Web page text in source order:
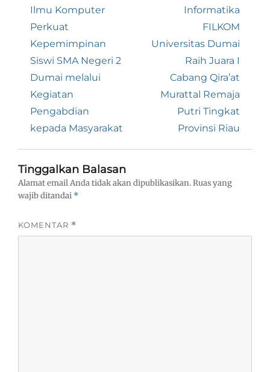
post:
Ilmu Komputer
Perkuat
Kepemimpinan
Siswi SMA Negeri 2
Dumai melalui
Kegiatan
Pengabdian
kepada Masyarakat
Informatika
FILKOM
Universitas Dumai
Raih Juara I
Cabang Qira’at
Murattal Remaja
Putri Tingkat
Provinsi Riau
Tinggalkan Balasan
Alamat email Anda tidak akan dipublikasikan.Ruas yang
wajib ditandai *
KOMENTAR *